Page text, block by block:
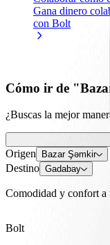
Gana dinero
con Bolt
Cómo ir de
¿Buscas la mejor
Origen Bazar Şəmkir
Destino Gadabay
Comodidad y confort a
Bolt